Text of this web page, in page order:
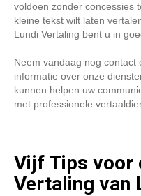
voldoen zonder concessies
kleine tekst wilt laten
Lundi Vertaling bent u in
Neem vandaag nog contact
informatie over onze
kunnen helpen uw
met professionele
Vijf Tips voor
Vertaling van